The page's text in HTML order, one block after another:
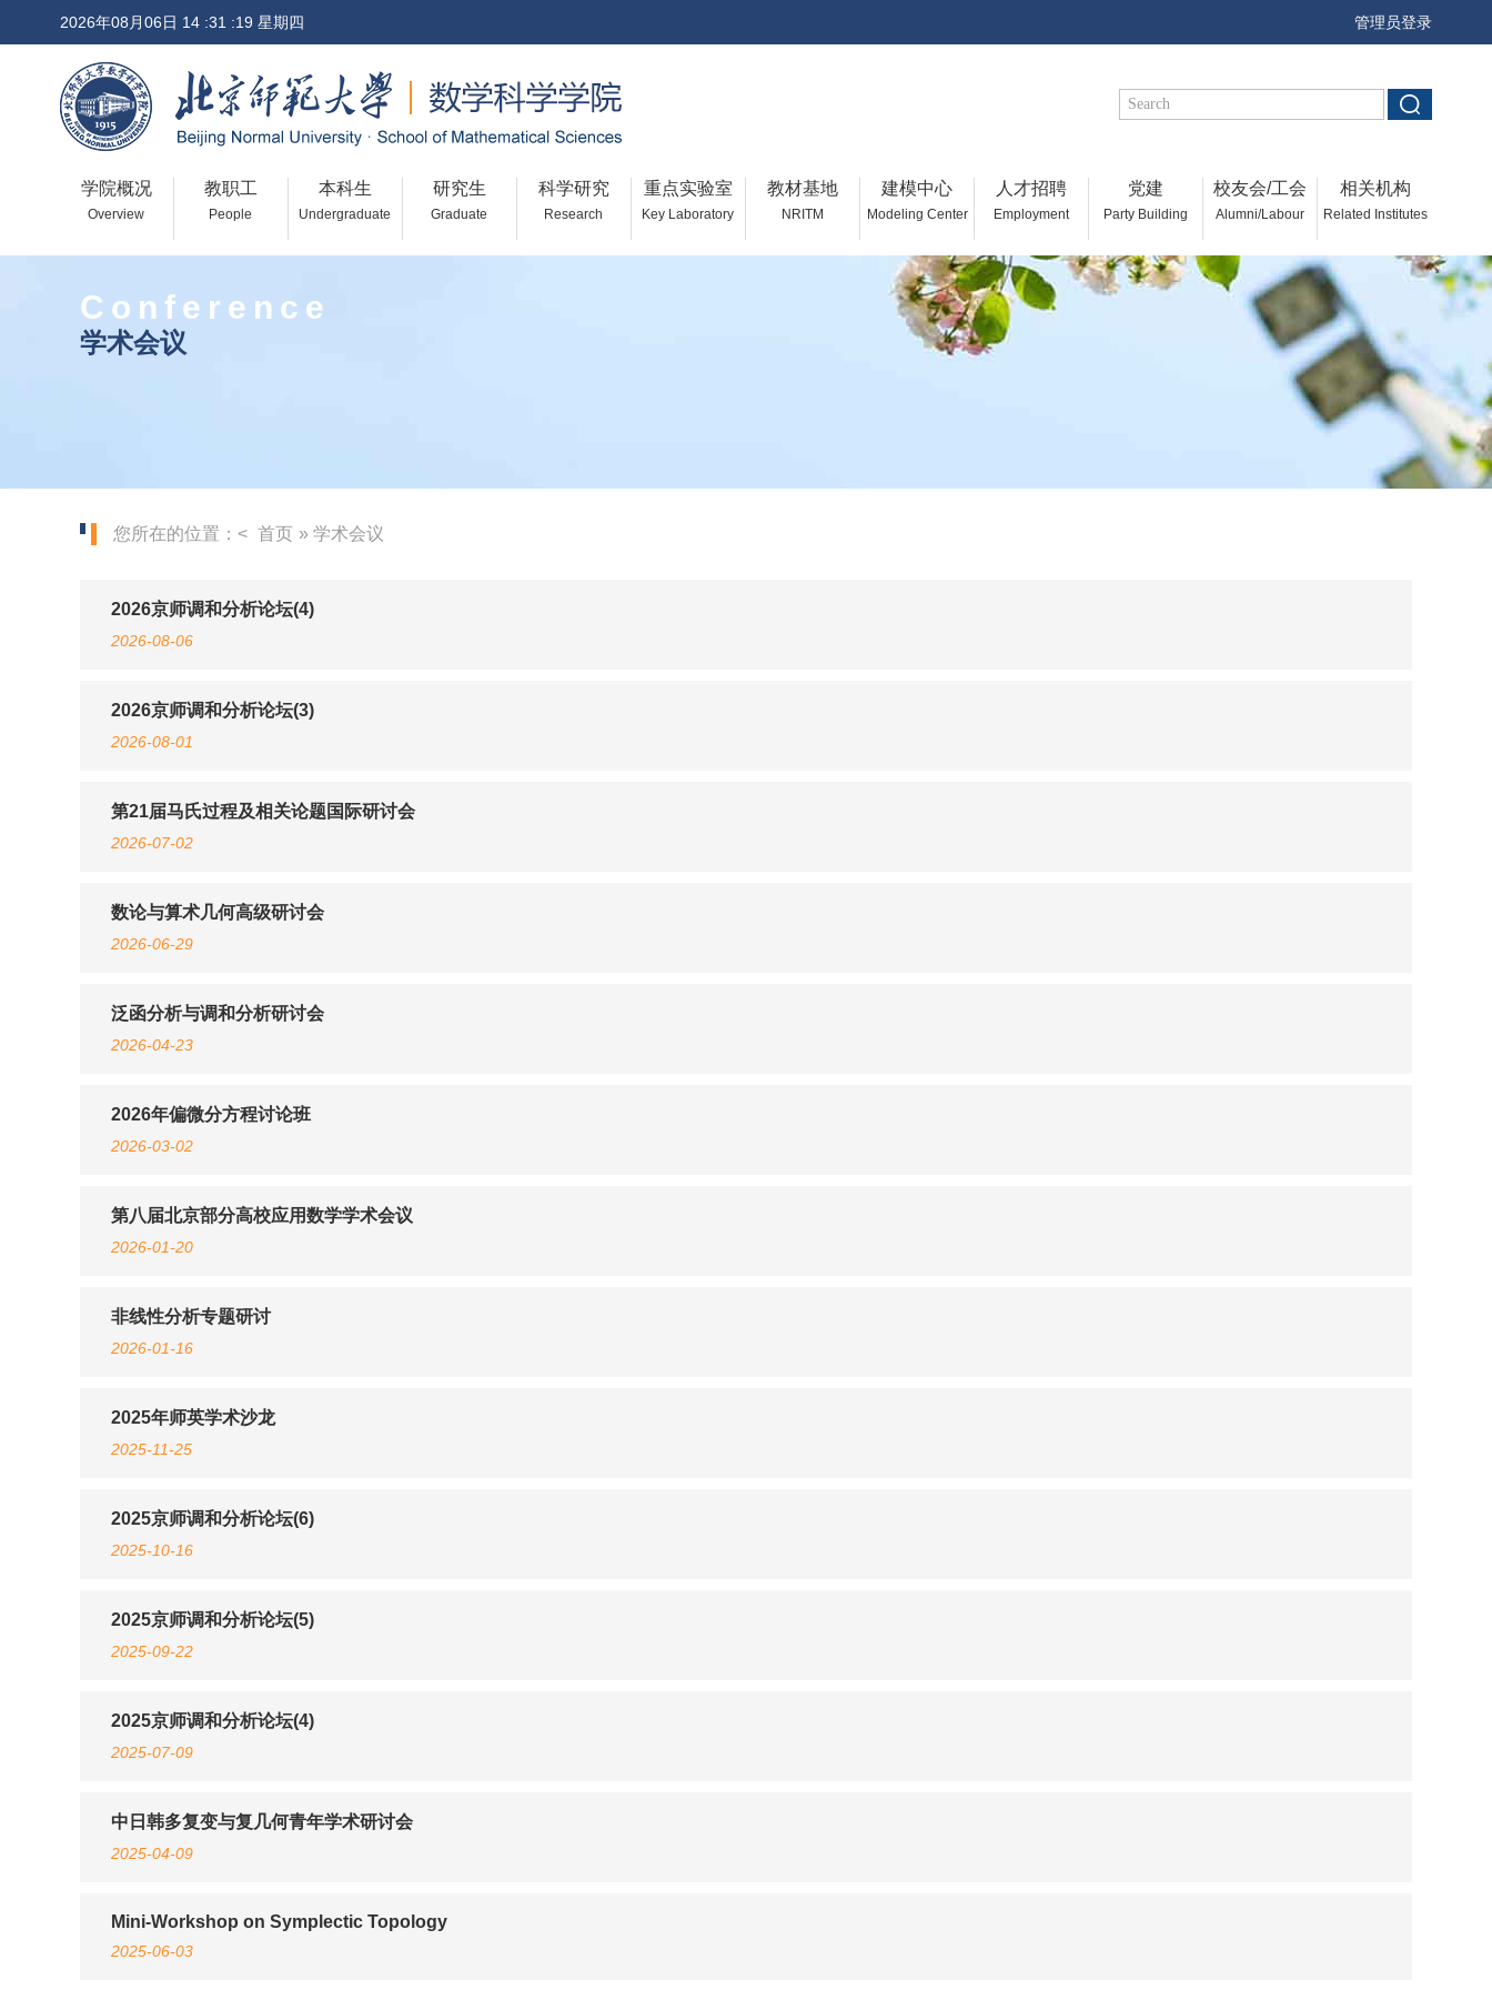
2026年08月06日 14 :31 :19 星期四 管理员登录
学院概况
Overview
教职工
People
本科生
Undergraduate
研究生
Graduate
科学研究
Research
重点实验室
Key Laboratory
教材基地
NRITM
建模中心
Modeling Center
人才招聘
Employment
党建
Party Building
校友会/工会
Alumni/Labour
相关机构
Related Institutes
Conference
学术会议
您所在的位置：< 首页 » 学术会议
2026京师调和分析论坛(4)
2026-08-06
2026京师调和分析论坛(3)
2026-08-01
第21届马氏过程及相关论题国际研讨会
2026-07-02
数论与算术几何高级研讨会
2026-06-29
泛函分析与调和分析研讨会
2026-04-23
2026年偏微分方程讨论班
2026-03-02
第八届北京部分高校应用数学学术会议
2026-01-20
非线性分析专题研讨
2026-01-16
2025年师英学术沙龙
2025-11-25
2025京师调和分析论坛(6)
2025-10-16
2025京师调和分析论坛(5)
2025-09-22
2025京师调和分析论坛(4)
2025-07-09
中日韩多复变与复几何青年学术研讨会
2025-04-09
Mini-Workshop on Symplectic Topology
2025-06-03